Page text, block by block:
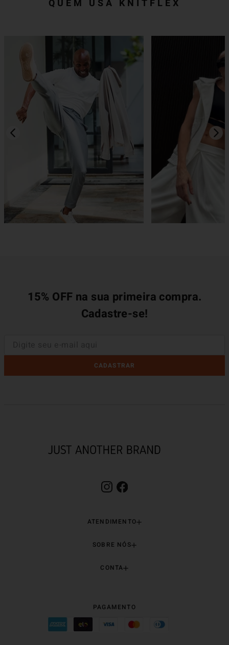
QUEM USA KNITFLEX
15% OFF na sua primeira compra.
Cadastre-se!
CADASTRAR
ATENDIMENTO
SOBRE NÓS
CONTA
PAGAMENTO